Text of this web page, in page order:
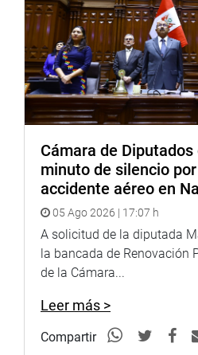
Cámara de Diputados
minuto de silencio
accidente aéreo en
05 Ago 2026 | 17:07 h
A solicitud de la diputada
la bancada de Renovación
de la Cámara...
Leer más >
Compartir